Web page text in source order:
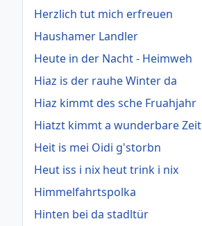
Herzlich tut mich erfreuen
Haushamer Landler
Heute in der Nacht - Heimweh
Hiaz is der rauhe Winter da
Hiaz kimmt des sche Fruahjahr
Hiatzt kimmt a wunderbare Zeit
Heit is mei Oidi g'storbn
Heut iss i nix heut trink i nix
Himmelfahrtspolka
Hinten bei da stadltür